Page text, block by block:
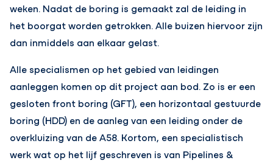
weken. Nadat de boring is gemaakt zal de leiding in
het boorgat worden getrokken. Alle buizen hiervoor zijn
dan inmiddels aan elkaar gelast.
Alle specialismen op het gebied van leidingen
aanleggen komen op dit project aan bod. Zo is er een
gesloten front boring (GFT), een horizontaal gestuurde
boring (HDD) en de aanleg van een leiding onder de
overkluizing van de A58. Kortom, een specialistisch
werk wat op het lijf geschreven is van Pipelines &